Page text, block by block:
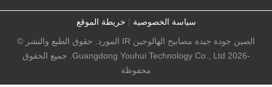
|خريطة الموقع
الصين جودة جيدة مصابيح الهالوجين IR المورد. حقوق الطبع والنشر ©
-2026 Guangdong Youhui Technology Co., Ltd. جميع الحقوق